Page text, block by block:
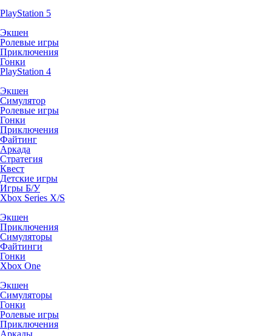
PlayStation 5
Экшен
Ролевые игры
Приключения
Гонки
PlayStation 4
Экшен
Симулятор
Ролевые игры
Гонки
Приключения
Файтинг
Аркада
Стратегия
Квест
Детские игры
Игры Б/У
Xbox Series X/S
Экшен
Приключения
Симуляторы
Файтинги
Гонки
Xbox One
Экшен
Симуляторы
Гонки
Ролевые игры
Приключения
Аркады